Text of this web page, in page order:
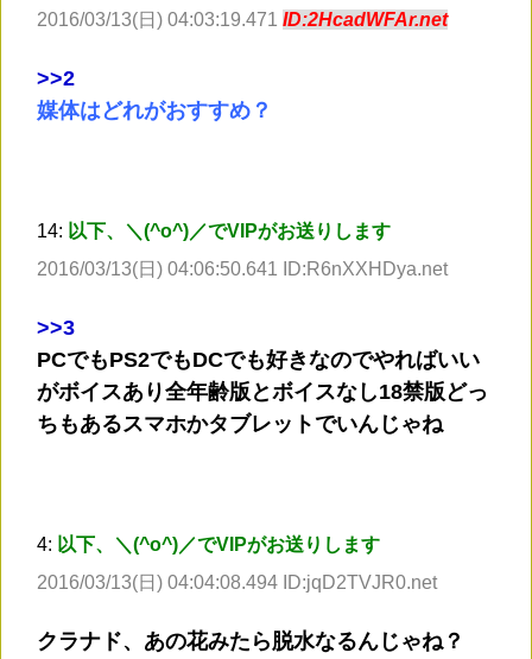
2016/03/13(日) 04:03:19.471 ID:2HcadWFAr.net
>>2
媒体はどれがおすすめ？
14: 以下、＼(^o^)／でVIPがお送りします
2016/03/13(日) 04:06:50.641 ID:R6nXXHDya.net
>>3
PCでもPS2でもDCでも好きなのでやればいい
がボイスあり全年齢版とボイスなし18禁版どっ
ちもあるスマホかタブレットでいんじゃね
4: 以下、＼(^o^)／でVIPがお送りします
2016/03/13(日) 04:04:08.494 ID:jqD2TVJR0.net
クラナド、あの花みたら脱水なるんじゃね？